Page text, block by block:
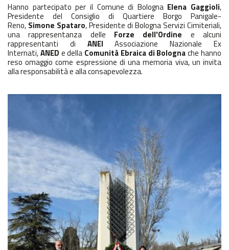
Hanno partecipato per il Comune di Bologna Elena Gaggioli,
Presidente del Consiglio di Quartiere Borgo Panigale-
Reno, Simone Spataro, Presidente di Bologna Servizi Cimiteriali,
una rappresentanza delle Forze dell'Ordine e alcuni
rappresentanti di ANEIAssociazione Nazionale Ex
Internati,ANED e della Comunità Ebraica di Bolognache hanno
reso omaggio come espressione di una memoria viva, un invita
alla responsabilità e alla consapevolezza.